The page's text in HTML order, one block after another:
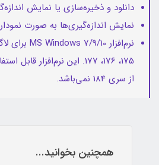
دانلود و ذخیره‌سازی یا نمایش
نمایش اندازه‌گیری‌ها به صورت
175، 176، 177. این نرم‌افزار
از سری 184 نمی‌باشد.
همچنین بخوانید...